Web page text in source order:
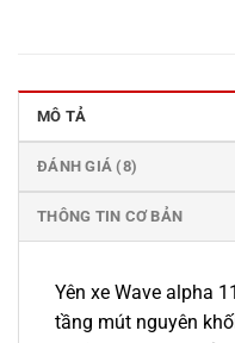
MÔ TẢ
ĐÁNH GIÁ (8)
THÔNG TIN CƠ BẢN
Yên xe Wave alpha
tầng mút nguyên